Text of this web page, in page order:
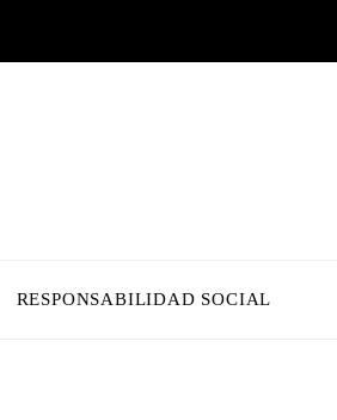
RESPONSABILIDAD SOCIAL